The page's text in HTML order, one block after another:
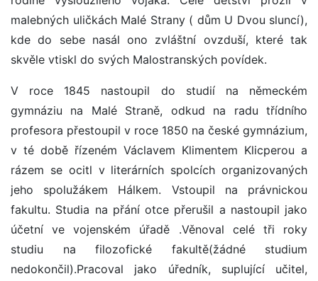
malebných uličkách Malé Strany ( dům U Dvou sluncí),
kde do sebe nasál ono zvláštní ovzduší, které tak
skvěle vtiskl do svých Malostranských povídek.
V roce 1845 nastoupil do studií na německém
gymnáziu na Malé Straně, odkud na radu třídního
profesora přestoupil v roce 1850 na české gymnázium,
v té době řízeném Václavem Klimentem Klicperou a
rázem se ocitl v literárních spolcích organizovaných
jeho spolužákem Hálkem. Vstoupil na právnickou
fakultu. Studia na přání otce přerušil a nastoupil jako
účetní ve vojenském úřadě .Věnoval celé tři roky
studiu na filozofické fakultě(žádné studium
nedokončil).Pracoval jako úředník, suplující učitel,